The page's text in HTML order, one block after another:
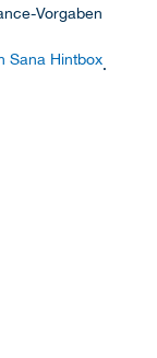
Vorgaben
Sana Hintbox.